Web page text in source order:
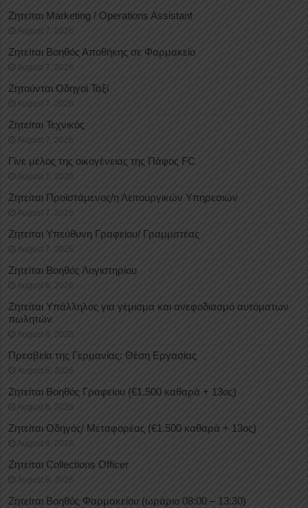
Ζητείται Marketing / Operations Assistant
August 7, 2026
Ζητείται Βοηθός Αποθήκης σε Φαρμακείο
August 7, 2026
Ζητούνται Οδηγοί Ταξί
August 7, 2026
Ζητείται Τεχνικός
August 7, 2026
Γίνε μέλος της οικογένειας της Πάφος FC
August 7, 2026
Ζητείται Προϊστάμενος/η Λειτουργικών Υπηρεσιών
August 7, 2026
Ζητείται Υπεύθυνη Γραφείου/ Γραμματέας
August 7, 2026
Ζητείται Βοηθός Λογιστηρίου
August 6, 2026
Ζητείται Υπάλληλος για γέμισμα και ανεφοδιασμό αυτόματων
πωλητών
August 6, 2026
Πρεσβεία της Γερμανίας: Θέση Εργασίας
August 6, 2026
Ζητείται Βοηθός Γραφείου (€1.500 καθαρά + 13ος)
August 6, 2026
Ζητείται Οδηγός/ Μεταφορέας (€1.500 καθαρά + 13ος)
August 6, 2026
Ζητείται Collections Officer
August 6, 2026
Ζητείται Βοηθός Φαρμακείου (ωράριο 08:00 – 13:30)